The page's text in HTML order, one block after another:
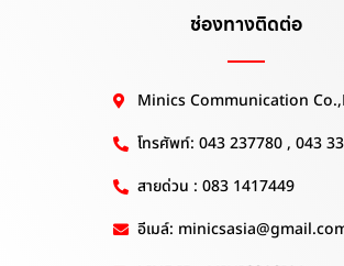
ช่องทางติดต่อ
Minics Communication
โทรศัพท์: 043 237780 , 043
สายด่วน : 083 1417449
อีเมล์: